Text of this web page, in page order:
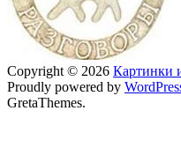
Copyright © 2026 Картинки
Proudly powered by
GretaThemes.